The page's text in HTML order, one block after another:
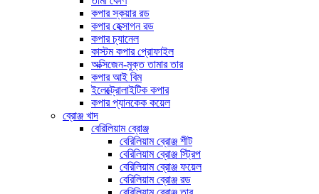
কপার স্কয়ার রড
কপার হেক্সাগন রড
কপার চ্যানেল
কাস্টম কপার প্রোফাইল
অক্সিজেন-মুক্ত তামার তার
কপার আই বিম
ইলেক্ট্রোলাইটিক কপার
কপার প্যানকেক কয়েল
ব্রোঞ্জ খাদ
বেরিলিয়াম ব্রোঞ্জ
বেরিলিয়াম ব্রোঞ্জ শীট
বেরিলিয়াম ব্রোঞ্জ স্ট্রিপ
বেরিলিয়াম ব্রোঞ্জ ফয়েল
বেরিলিয়াম ব্রোঞ্জ রড